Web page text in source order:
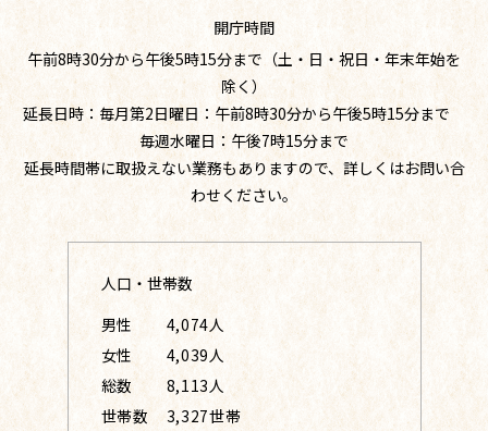
開庁時間
午前8時30分から午後5時15分まで（土・日・祝日・年末年始を
除く）
延長日時：毎月第2日曜日：午前8時30分から午後5時15分まで
毎週水曜日：午後7時15分まで
延長時間帯に取扱えない業務もありますので、詳しくはお問い合
わせください。
人口・世帯数
男性
4,074人
女性
4,039人
総数
8,113人
世帯数
3,327世帯